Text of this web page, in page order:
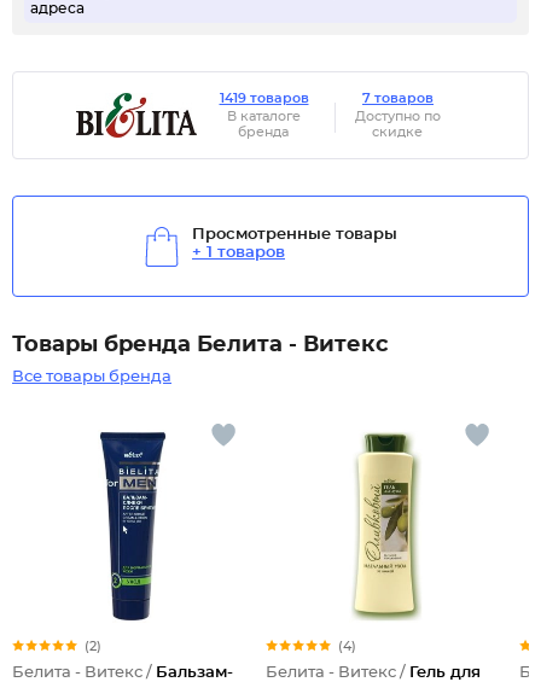
адреса
1419 товаров
В каталоге
бренда
7 товаров
Доступно по
скидке
Просмотренные товары
+ 1 товаров
Товары бренда Белита - Витекс
Все товары бренда
(2)
Белита - Витекс / Бальзам-
(4)
Белита - Витекс / Гель для